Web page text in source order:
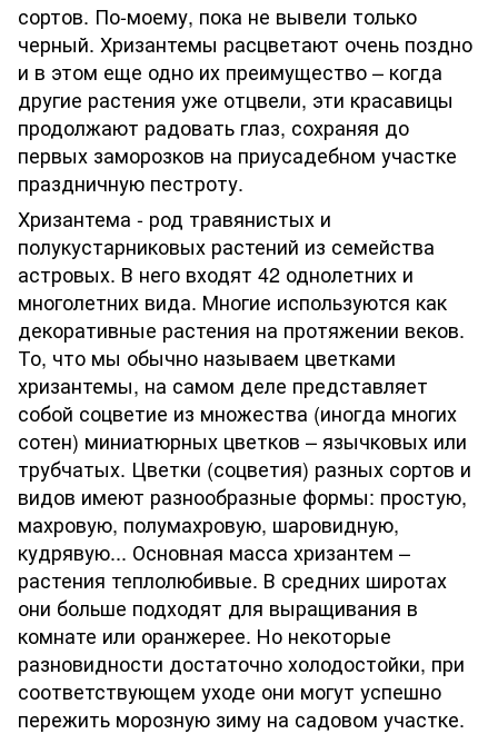
сортов. По-моему, пока не вывели только
черный. Хризантемы расцветают очень поздно
и в этом еще одно их преимущество – когда
другие растения уже отцвели, эти красавицы
продолжают радовать глаз, сохраняя до
первых заморозков на приусадебном участке
праздничную пестроту.
Хризантема - род травянистых и
полукустарниковых растений из семейства
астровых. В него входят 42 однолетних и
многолетних вида. Многие используются как
декоративные растения на протяжении веков.
То, что мы обычно называем цветками
хризантемы, на самом деле представляет
собой соцветие из множества (иногда многих
сотен) миниатюрных цветков – язычковых или
трубчатых. Цветки (соцветия) разных сортов и
видов имеют разнообразные формы: простую,
махровую, полумахровую, шаровидную,
кудрявую... Основная масса хризантем –
растения теплолюбивые. В средних широтах
они больше подходят для выращивания в
комнате или оранжерее. Но некоторые
разновидности достаточно холодостойки, при
соответствующем уходе они могут успешно
пережить морозную зиму на садовом участке.